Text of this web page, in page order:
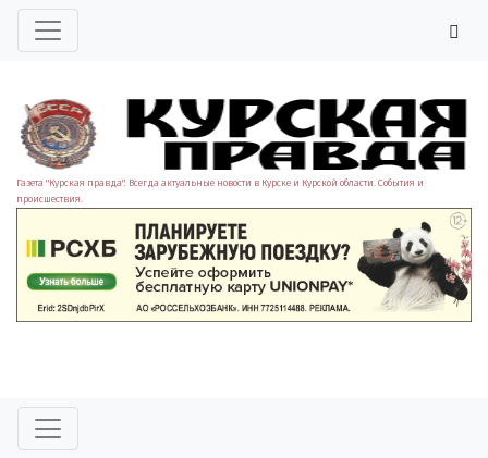
Газета "Курская правда". Всегда актуальные новости в Курске и Курской области. События и
происшествия.